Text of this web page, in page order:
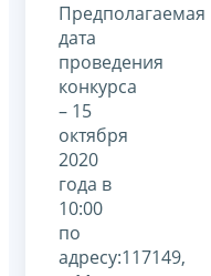
Предполагаемая
дата
проведения
конкурса
– 15
октября
2020
года в
10:00
по
адресу:117149,